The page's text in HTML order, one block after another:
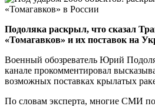
Подоляка раскрыл, что сказал
«Томагавков» и их поставок на
Военный обозреватель Юрий
канале прокомментировал
возможных поставках крылатых
По словам эксперта, многие СМИ